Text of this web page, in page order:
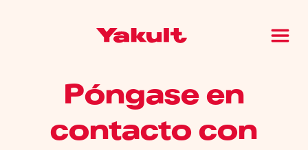
Póngase en
contacto con